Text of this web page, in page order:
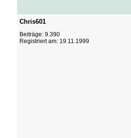
Chris601
Beiträge: 9.390
Registriert am: 19.11.1999